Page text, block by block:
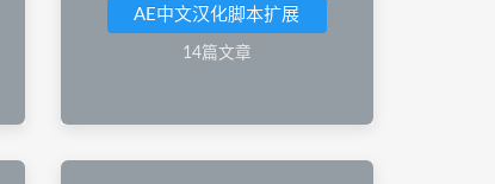
AE中文汉化脚本扩展
14篇文章